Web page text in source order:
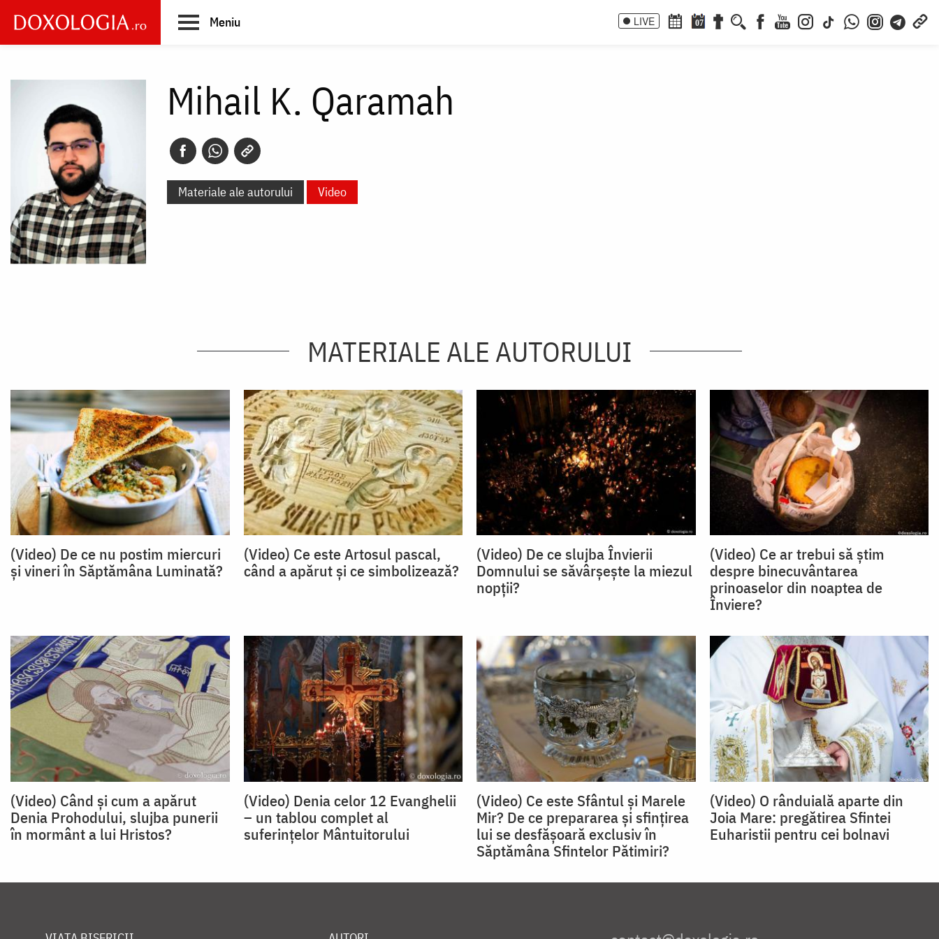
main
Meniu LIVE 07
Mihail K. Qaramah
Materiale ale autorului Video
MATERIALE ALE AUTORULUI
(Video) De ce nu postim miercuri
și vineri în Săptămâna Luminată?
(Video) Ce este Artosul pascal,
când a apărut și ce simbolizează?
(Video) De ce slujba Învierii
Domnului se săvârșește la miezul
nopții?
(Video) Ce ar trebui să știm
despre binecuvântarea
prinoaselor din noaptea de
Înviere?
(Video) Când și cum a apărut
Denia Prohodului, slujba punerii
în mormânt a lui Hristos?
(Video) Denia celor 12 Evanghelii
– un tablou complet al
suferinţelor Mântuitorului
(Video) Ce este Sfântul şi Marele
Mir? De ce prepararea și sfințirea
lui se desfăşoară exclusiv în
Săptămâna Sfintelor Pătimiri?
(Video) O rânduială aparte din
Joia Mare: pregătirea Sfintei
Euharistii pentru cei bolnavi